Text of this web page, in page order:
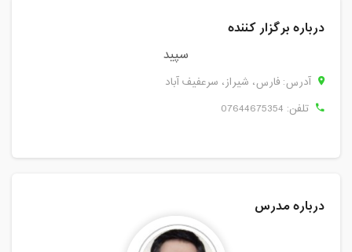
درباره برگزار کننده
سپید
آدرس: فارس، شيراز، سرعفیف آباد
تلفن: 07644675354
درباره مدرس